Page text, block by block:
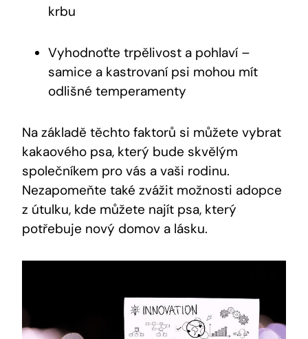
krbu
Vyhodnoťte trpělivost a pohlaví –
samice a kastrovaní psi mohou mít
odlišné temperamenty
Na základě těchto faktorů si můžete vybrat
kakaového psa, který bude skvělým
společníkem pro vás a vaši rodinu.
Nezapomeňte také zvážit možnosti adopce
z útulku, kde můžete najít psa, který
potřebuje nový domov a lásku.